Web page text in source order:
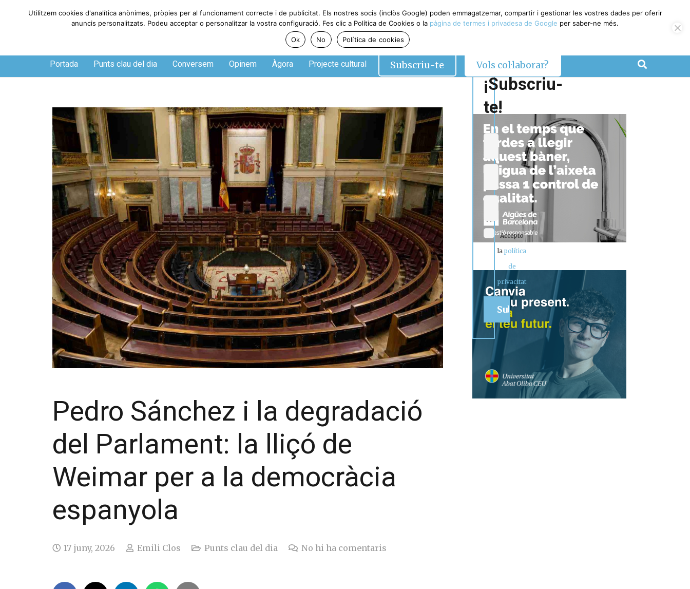
Dijous, 6 de agosto de 2026
Portada Punts clau del dia Conversem Opinem Àgora Projecte cultural Subscriu-te Vols col·laborar?
Pedro Sánchez i la degradació
del Parlament: la lliçó de
Weimar per a la democràcia
espanyola
17 juny, 2026 Emili Clos Punts clau del dia No hi ha comentaris
¡Subscriu-
te!
Accepto
lapolítica
de
privacitat
Utilitzem cookies d'analítica anònimes, pròpies per al funcionament correcte i de publicitat. Els nostres socis (inclòs Google) poden emmagatzemar, compartir i gestionar les vostres dades per oferir
anuncis personalitzats. Podeu acceptar o personalitzar la vostra configuració. Fes clic a Política de Cookies o la pàgina de termes i privadesa de Google per saber-ne més.
Ok
No Política de cookies